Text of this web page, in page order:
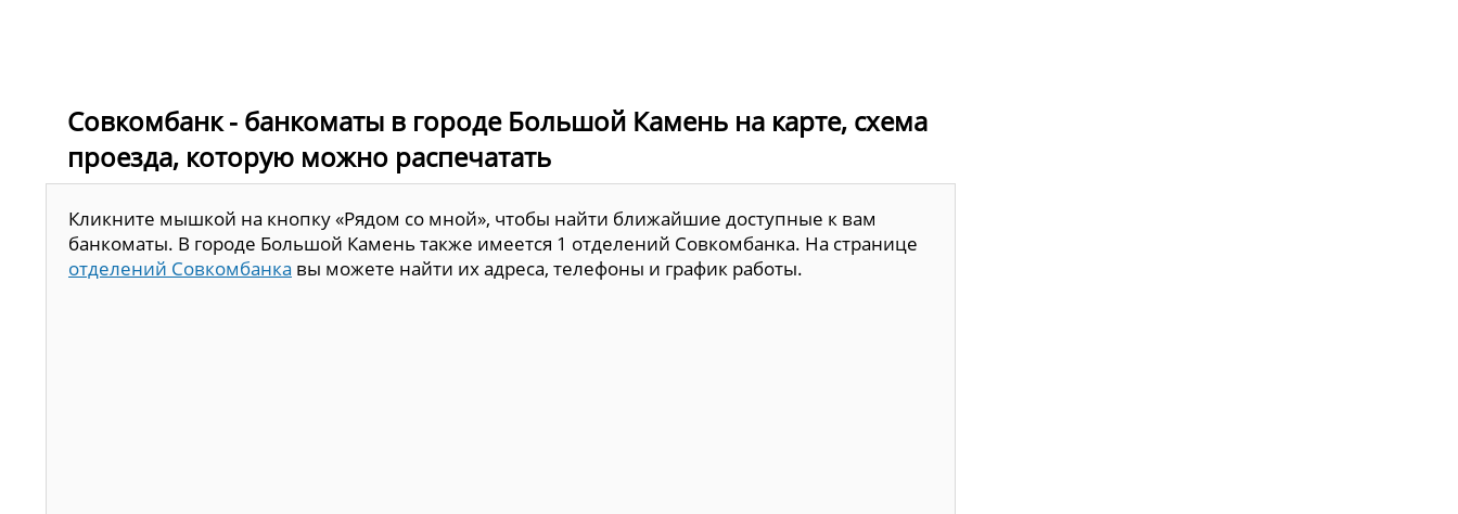
Совкомбанк - банкоматы в городе Большой Камень на карте, схема
проезда, которую можно распечатать
Кликните мышкой на кнопку «Рядом со мной», чтобы найти ближайшие доступные к вам
банкоматы. В городе Большой Камень также имеется 1 отделений Совкомбанка. На странице
отделений Совкомбанка вы можете найти их адреса, телефоны и график работы.